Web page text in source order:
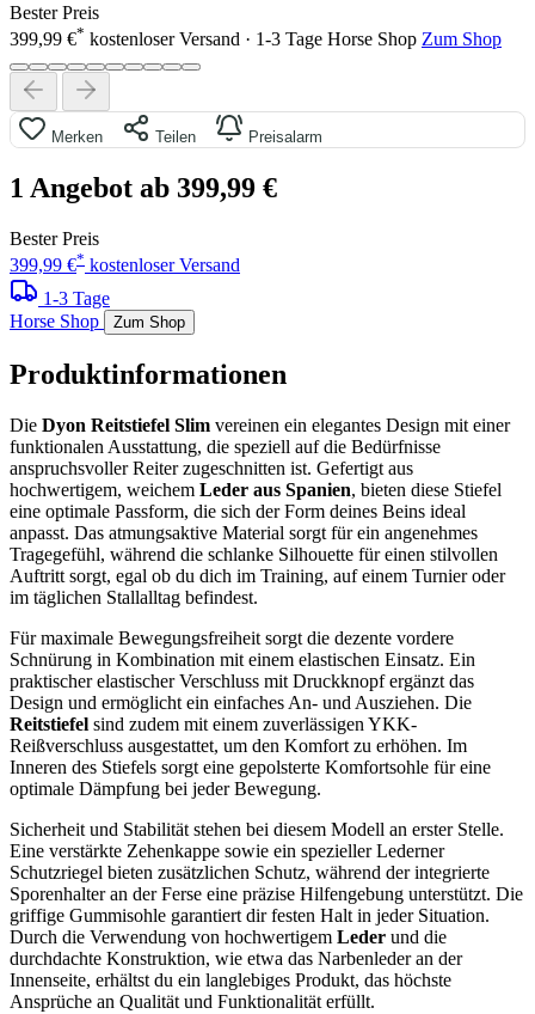
Bester Preis
399,99 €* kostenloser Versand · 1-3 Tage Horse Shop Zum Shop
Merken Teilen Preisalarm
1 Angebot ab 399,99 €
Bester Preis
399,99 €* kostenloser Versand
1-3 Tage
Horse Shop
Zum Shop
Produktinformationen
Die Dyon Reitstiefel Slim vereinen ein elegantes Design mit einer
funktionalen Ausstattung, die speziell auf die Bedürfnisse
anspruchsvoller Reiter zugeschnitten ist. Gefertigt aus
hochwertigem, weichem Leder aus Spanien, bieten diese Stiefel
eine optimale Passform, die sich der Form deines Beins ideal
anpasst. Das atmungsaktive Material sorgt für ein angenehmes
Tragegefühl, während die schlanke Silhouette für einen stilvollen
Auftritt sorgt, egal ob du dich im Training, auf einem Turnier oder
im täglichen Stallalltag befindest.
Für maximale Bewegungsfreiheit sorgt die dezente vordere
Schnürung in Kombination mit einem elastischen Einsatz. Ein
praktischer elastischer Verschluss mit Druckknopf ergänzt das
Design und ermöglicht ein einfaches An- und Ausziehen. Die
Reitstiefel sind zudem mit einem zuverlässigen YKK-
Reißverschluss ausgestattet, um den Komfort zu erhöhen. Im
Inneren des Stiefels sorgt eine gepolsterte Komfortsohle für eine
optimale Dämpfung bei jeder Bewegung.
Sicherheit und Stabilität stehen bei diesem Modell an erster Stelle.
Eine verstärkte Zehenkappe sowie ein spezieller Lederner
Schutzriegel bieten zusätzlichen Schutz, während der integrierte
Sporenhalter an der Ferse eine präzise Hilfengebung unterstützt. Die
griffige Gummisohle garantiert dir festen Halt in jeder Situation.
Durch die Verwendung von hochwertigem Leder und die
durchdachte Konstruktion, wie etwa das Narbenleder an der
Innenseite, erhältst du ein langlebiges Produkt, das höchste
Ansprüche an Qualität und Funktionalität erfüllt.